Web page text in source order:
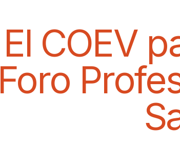
El COEV
Foro